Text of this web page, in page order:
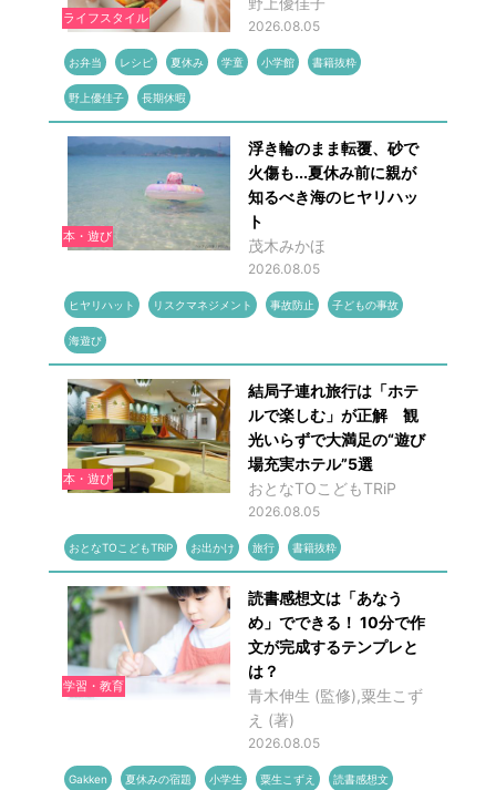
ライフスタイル
2026.08.05
お弁当 レシピ 夏休み 学童 小学館 書籍抜粋
野上優佳子 長期休暇
本・遊び
浮き輪のまま転覆、砂で
火傷も...夏休み前に親が
知るべき海のヒヤリハッ
ト
茂木みかほ
2026.08.05
ヒヤリハット リスクマネジメント 事故防止 子どもの事故
海遊び
本・遊び
結局子連れ旅行は「ホテ
ルで楽しむ」が正解 観
光いらずで大満足の“遊び
場充実ホテル”5選
おとなTOこどもTRiP
2026.08.05
おとなTOこどもTRiP お出かけ 旅行 書籍抜粋
学習・教育
読書感想文は「あなう
め」でできる！ 10分で作
文が完成するテンプレと
は？
青木伸生 (監修),粟生こず
え (著)
2026.08.05
Gakken 夏休みの宿題 小学生 粟生こずえ 読書感想文